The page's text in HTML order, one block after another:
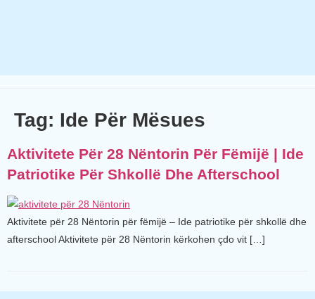
Tag: Ide Për Mësues
Aktivitete Për 28 Nëntorin Për Fëmijë | Ide
Patriotike Për Shkollë Dhe Afterschool
Aktivitete për 28 Nëntorin për fëmijë – Ide patriotike për shkollë dhe
afterschool Aktivitete për 28 Nëntorin kërkohen çdo vit […]